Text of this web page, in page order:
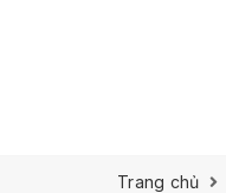
Trang chủ